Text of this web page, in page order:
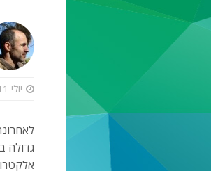
יולי 11, 2017
גדולה